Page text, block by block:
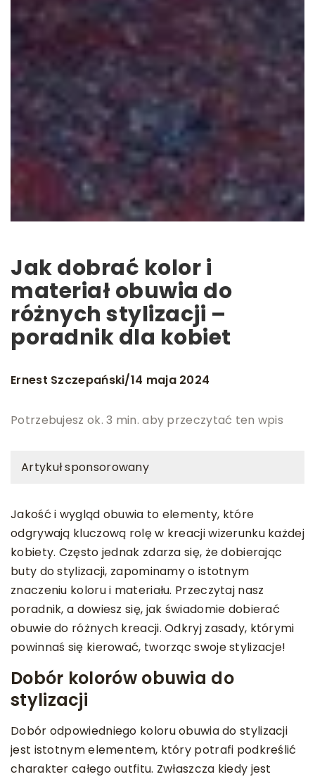
Jak dobrać kolor i
materiał obuwia do
różnych stylizacji –
poradnik dla kobiet
Ernest Szczepański/14 maja 2024
Potrzebujesz ok. 3 min. aby przeczytać ten wpis
Artykuł sponsorowany
Jakość i wygląd obuwia to elementy, które
odgrywają kluczową rolę w kreacji wizerunku każdej
kobiety. Często jednak zdarza się, że dobierając
buty do stylizacji, zapominamy o istotnym
znaczeniu koloru i materiału. Przeczytaj nasz
poradnik, a dowiesz się, jak świadomie dobierać
obuwie do różnych kreacji. Odkryj zasady, którymi
powinnaś się kierować, tworząc swoje stylizacje!
Dobór kolorów obuwia do
stylizacji
Dobór odpowiedniego koloru obuwia do stylizacji
jest istotnym elementem, który potrafi podkreślić
charakter całego outfitu. Zwłaszcza kiedy jest